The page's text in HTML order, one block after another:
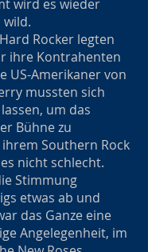
wird es wieder
Rocker legten
ihre Kontrahenten
US-Amerikaner von
mussten sich
um das
Bühne zu
Southern Rock
nicht schlecht.
Stimmung
etwas ab und
das Ganze eine
Angelegenheit, im